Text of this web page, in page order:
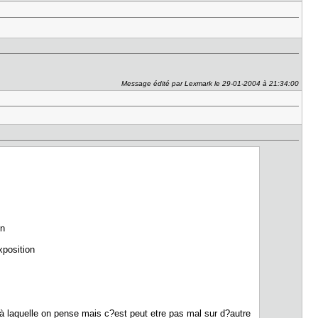
Message édité par Lexmark le 29-01-2004 à 21:34:00
on pense mais c?est peut etre pas mal sur d?autre